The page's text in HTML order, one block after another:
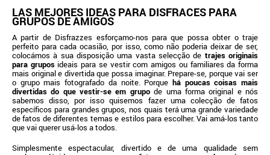
LAS MEJORES IDEAS PARA DISFRACES PARA
GRUPOS DE AMIGOS
A partir de Disfrazzes esforçamo-nos para que possa obter o traje
perfeito para cada ocasião, por isso, como não poderia deixar de ser,
colocámos à sua disposição uma vasta selecção de trajes originais
para gruposideais para se vestir com amigos ou familiares da forma
mais original e divertida que possa imaginar. Prepare-se, porque vai ser
o grupo mais fotografado da noite. Porque há poucas coisas mais
divertidas do que vestir-se em grupode uma forma original e nós
sabemos disso, por isso quisemos fazer uma colecção de fatos
específicos para grandes grupos, nos quais terá uma grande variedade
de fatos de diferentes temas e estilos para escolher. Vai amá-los tanto
que vai querer usá-los a todos.
Simplesmente espectacular, divertido e de uma qualidade sem